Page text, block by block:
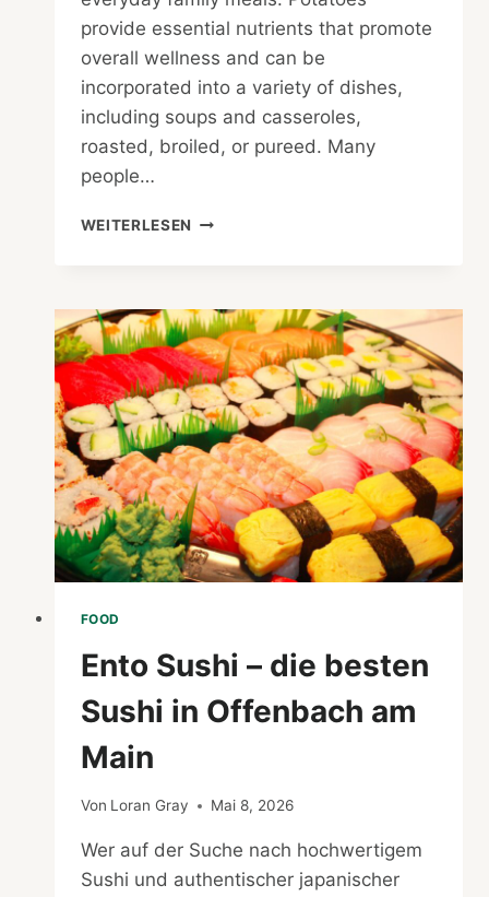
provide essential nutrients that promote
overall wellness and can be
incorporated into a variety of dishes,
including soups and casseroles,
roasted, broiled, or pureed. Many
people…
WEITERLESEN THE
POTATOES
IN
EVERYDAY
FAMILY
MEALS
FOOD
Ento Sushi – die besten
Sushi in Offenbach am
Main
Von Loran Gray Mai 8, 2026
Wer auf der Suche nach hochwertigem
Sushi und authentischer japanischer